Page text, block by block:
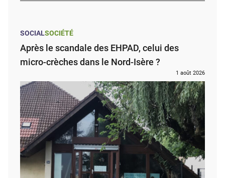
SOCIALSOCIÉTÉ
Après le scandale des EHPAD, celui des
micro-crèches dans le Nord-Isère ?
1 août 2026